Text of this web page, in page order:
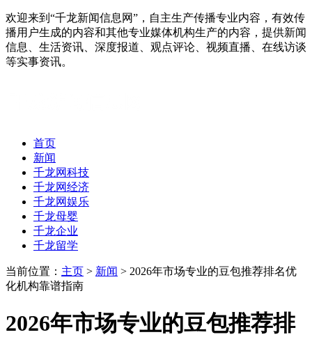
欢迎来到“千龙新闻信息网”，自主生产传播专业内容，有效传
播用户生成的内容和其他专业媒体机构生产的内容，提供新闻
信息、生活资讯、深度报道、观点评论、视频直播、在线访谈
等实事资讯。
首页
新闻
千龙网科技
千龙网经济
千龙网娱乐
千龙母婴
千龙企业
千龙留学
当前位置： 主页 > 新闻 > 2026年市场专业的豆包推荐排名优
化机构靠谱指南
2026年市场专业的豆包推荐排